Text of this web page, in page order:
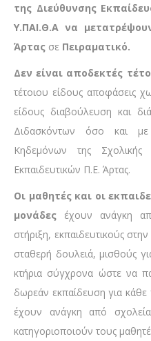
της Διεύθυνσης
Υ.ΠΑΙ.Θ.Α να
Άρτας σε Πειραματικό.
Δεν είναι αποδεκτές
τέτοιου είδους αποφάσεις
είδους διαβούλευση και
Διδασκόντων όσο και
Κηδεμόνων της
Εκπαιδευτικών Π.Ε. Άρτας.
Οι μαθητές και οι
μονάδες έχουν ανάγκη
στήριξη, εκπαιδευτικούς
σταθερή δουλειά, μισθούς
κτήρια σύγχρονα ώστε να
δωρεάν εκπαίδευση για κάθε
έχουν ανάγκη από
κατηγοριοποιούν τους